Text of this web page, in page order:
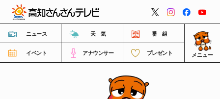
ニュース 天 気 番 組
イベント アナウンサー プレゼント メニュー
番組情報